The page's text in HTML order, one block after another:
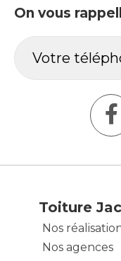
On vous
Toiture
Nos
Nos agences